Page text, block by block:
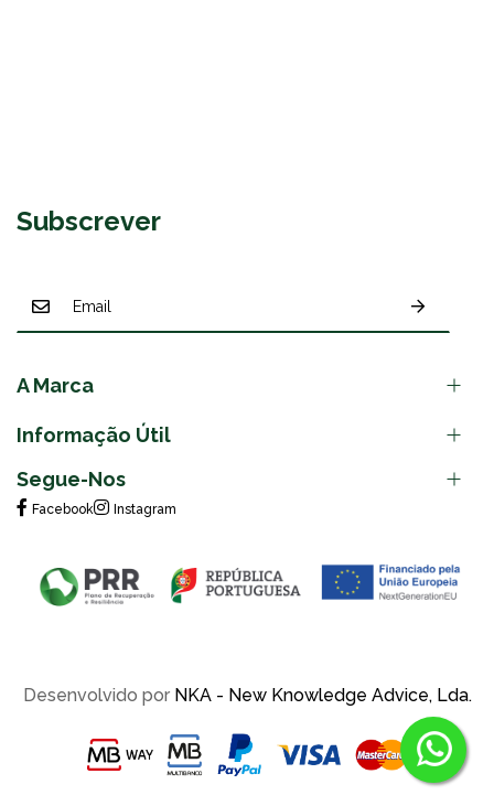
Subscrever
A Marca
Informação Útil
Segue-Nos
Facebook Instagram
Desenvolvido por NKA - New Knowledge Advice, Lda.